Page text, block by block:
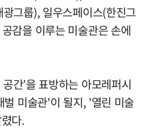
그룹), 일우스페이스(한진그
감을 이루는 미술관은 손에
간’을 표방하는 아모레퍼시
미술관'이 될지, '열린 미술
다.